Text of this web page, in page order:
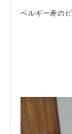
ベルギー産の